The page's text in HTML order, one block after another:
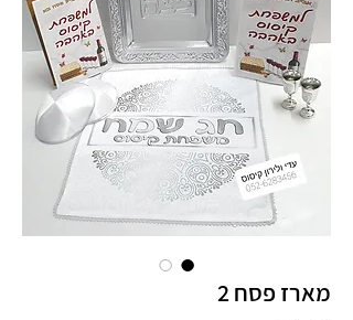
מארז פסח 2